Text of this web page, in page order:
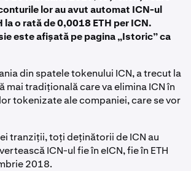
lor au avut automat ICN-ul
la o rată de 0,0018 ETH per ICN.
este afișată pe pagina „Istoric” ca
din spatele tokenului ICN, a trecut la
mai tradițională care va elimina ICN în
tokenizate ale companiei, care se vor
tranziții, toți deținătorii de ICN au
ICN-ul fie în eICN, fie în ETH
2018.